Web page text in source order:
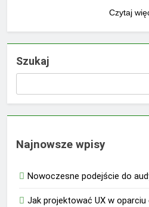
Czytaj
Szukaj
Najnowsze wpisy
Nowoczesne podejście do
Jak projektować UX w oparciu